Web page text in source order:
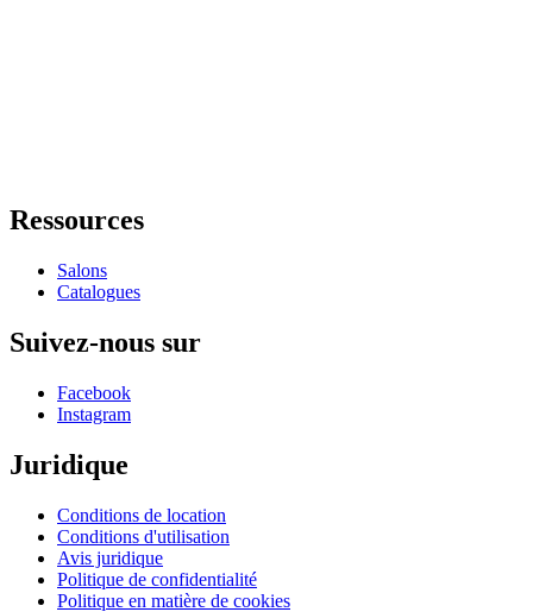
Ressources
Salons
Catalogues
Suivez-nous sur
Facebook
Instagram
Juridique
Conditions de location
Conditions d'utilisation
Avis juridique
Politique de confidentialité
Politique en matière de cookies